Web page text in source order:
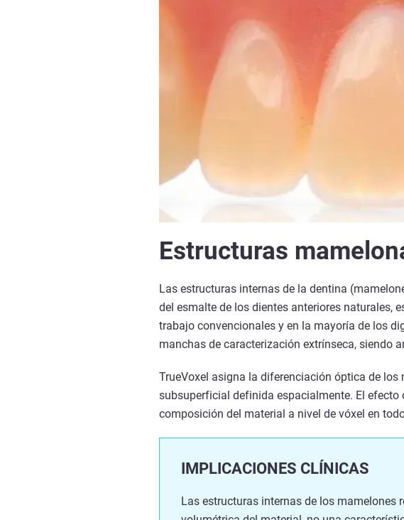
Estructuras
Las estructuras internas de la dentina
del esmalte de los dientes anteriores naturales,
trabajo convencionales y en la mayoría de los
manchas de caracterización extrínseca, siendo
TrueVoxel asigna la diferenciación óptica de
subsuperficial definida espacialmente. El
composición del material a nivel de vóxel en
IMPLICACIONES CLÍNICAS
Las estructuras internas de los mamelones